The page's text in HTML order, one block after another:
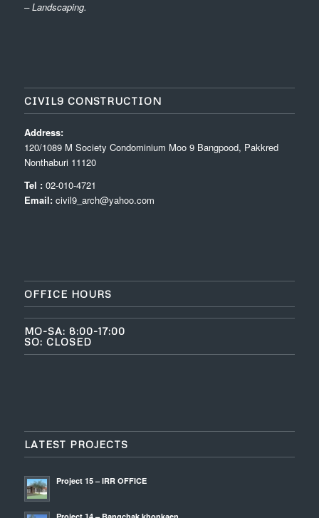
– Landscaping.
CIVIL9 CONSTRUCTION
Address:
120/1089 M Society Condominium Moo 9 Bangpood, Pakkred
Nonthaburi 11120
Tel :02-010-4721
Email: civil9_arch@yahoo.com
OFFICE HOURS
MO-SA: 8:00-17:00
SO: CLOSED
LATEST PROJECTS
Project 15 – IRR OFFICE